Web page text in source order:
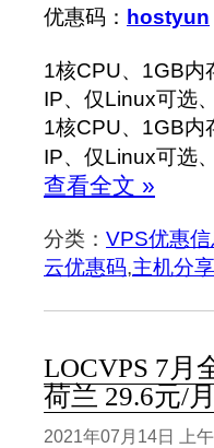
优惠码： hostyun
1核CPU、1GB内
IP、仅Linux可选、
1核CPU、1GB内
IP、仅Linux可选、
查看全文 »
分类： VPS优惠信
云优惠码,主机分享
LOCVPS 7月
荷兰 29.6元/
2021年07月14日 上